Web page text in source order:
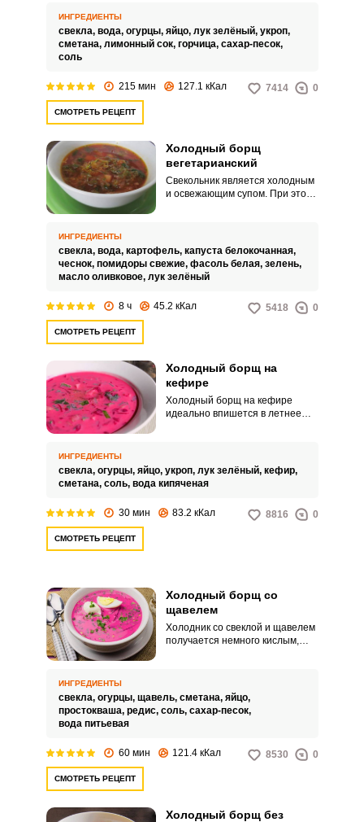
ИНГРЕДИЕНТЫ
свекла, вода, огурцы, яйцо, лук зелёный, укроп,
сметана, лимонный сок, горчица, сахар-песок,
соль
215 мин 127.1 кКал 7414 0
СМОТРЕТЬ РЕЦЕПТ
Холодный борщ
вегетарианский
Свекольник является холодным
и освежающим супом. При этом
ИНГРЕДИЕНТЫ
свекла, вода, картофель, капуста белокочанная,
чеснок, помидоры свежие, фасоль белая, зелень,
масло оливковое, лук зелёный
8 ч 45.2 кКал 5418 0
СМОТРЕТЬ РЕЦЕПТ
Холодный борщ на
кефире
Холодный борщ на кефире
идеально впишется в летнее
консистенция его гуще, а состав
насыщеннее.
ИНГРЕДИЕНТЫ
свекла, огурцы, яйцо, укроп, лук зелёный, кефир,
сметана, соль, вода кипяченая
30 мин 83.2 кКал 8816 0
СМОТРЕТЬ РЕЦЕПТ
Холодный борщ со
щавелем
Холодник со свеклой и щавелем
получается немного кислым,
зелень, желательно все брать с
собственного огорода.
ИНГРЕДИЕНТЫ
свекла, огурцы, щавель, сметана, яйцо,
простокваша, редис, соль, сахар-песок,
вода питьевая
60 мин 121.4 кКал 8530 0
СМОТРЕТЬ РЕЦЕПТ
Холодный борщ без